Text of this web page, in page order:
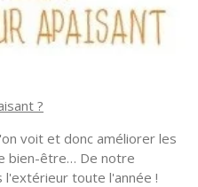
?
voit et donc améliorer les
bien-être… De notre
toute l'année !